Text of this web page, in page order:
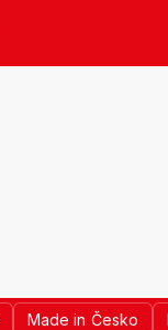
Made in Česko